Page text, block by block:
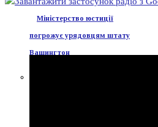
Міністерство юстиції
погрожує урядовцям штату
Вашингтон